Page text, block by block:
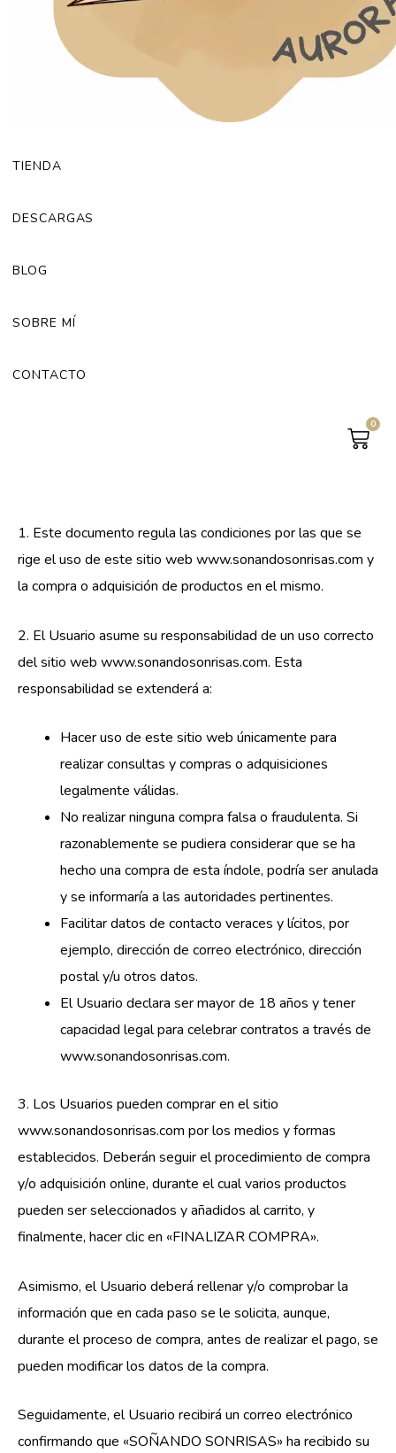
TIENDA
DESCARGAS
BLOG
SOBRE MÍ
CONTACTO
0
1. Este documento regula las condiciones por las que se
rige el uso de este sitio web www.sonandosonrisas.com y
la compra o adquisición de productos en el mismo.
2. El Usuario asume su responsabilidad de un uso correcto
del sitio web www.sonandosonrisas.com. Esta
responsabilidad se extenderá a:
Hacer uso de este sitio web únicamente para
realizar consultas y compras o adquisiciones
legalmente válidas.
No realizar ninguna compra falsa o fraudulenta. Si
razonablemente se pudiera considerar que se ha
hecho una compra de esta índole, podría ser anulada
y se informaría a las autoridades pertinentes.
Facilitar datos de contacto veraces y lícitos, por
ejemplo, dirección de correo electrónico, dirección
postal y/u otros datos.
El Usuario declara ser mayor de 18 años y tener
capacidad legal para celebrar contratos a través de
www.sonandosonrisas.com.
3. Los Usuarios pueden comprar en el sitio
www.sonandosonrisas.com por los medios y formas
establecidos. Deberán seguir el procedimiento de compra
y/o adquisición online, durante el cual varios productos
pueden ser seleccionados y añadidos al carrito, y
finalmente, hacer clic en «FINALIZAR COMPRA».
Asimismo, el Usuario deberá rellenar y/o comprobar la
información que en cada paso se le solicita, aunque,
durante el proceso de compra, antes de realizar el pago, se
pueden modificar los datos de la compra.
Seguidamente, el Usuario recibirá un correo electrónico
confirmando que «SOÑANDO SONRISAS» ha recibido su